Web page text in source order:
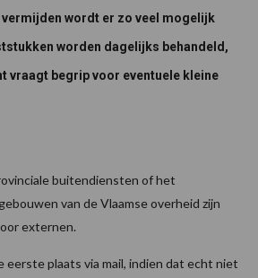
wordt er zo veel mogelijk
worden dagelijks behandeld,
vraagt begrip voor eventuele kleine
buitendiensten of het
van de Vlaamse overheid zijn
externen.
eerste plaats via mail, indien dat echt niet